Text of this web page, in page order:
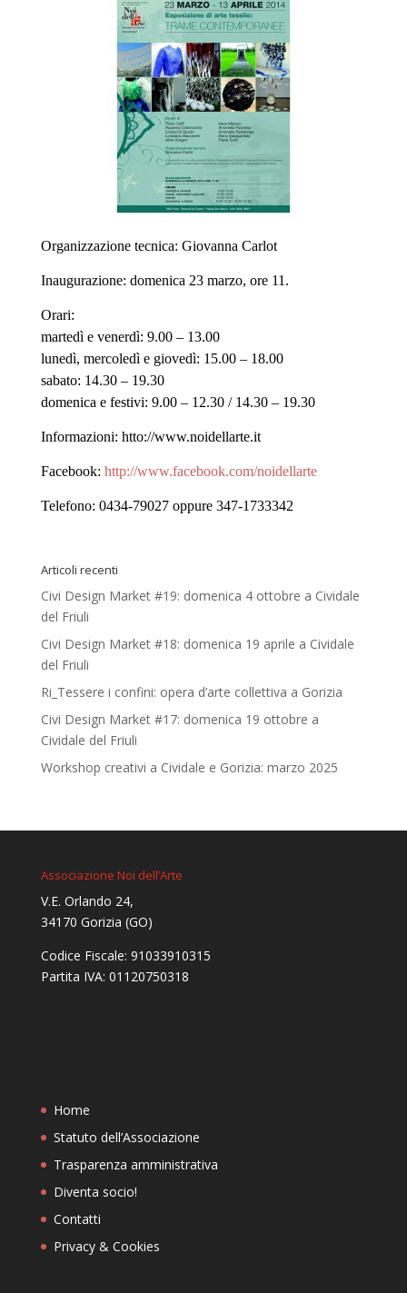
Organizzazione tecnica: Giovanna Carlot
Inaugurazione: domenica 23 marzo, ore 11.
Orari:
martedì e venerdì: 9.00 – 13.00
lunedì, mercoledì e giovedì: 15.00 – 18.00
sabato: 14.30 – 19.30
domenica e festivi: 9.00 – 12.30 / 14.30 – 19.30
Informazioni: htto://www.noidellarte.it
Facebook: http://www.facebook.com/noidellarte
Telefono: 0434-79027 oppure 347-1733342
Articoli recenti
Civi Design Market #19: domenica 4 ottobre a Cividale
del Friuli
Civi Design Market #18: domenica 19 aprile a Cividale
del Friuli
Ri_Tessere i confini: opera d’arte collettiva a Gorizia
Civi Design Market #17: domenica 19 ottobre a
Cividale del Friuli
Workshop creativi a Cividale e Gorizia: marzo 2025
Associazione Noi dell’Arte
V.E. Orlando 24,
34170 Gorizia (GO)
Codice Fiscale: 91033910315
Partita IVA: 01120750318
Home
Statuto dell’Associazione
Trasparenza amministrativa
Diventa socio!
Contatti
Privacy & Cookies